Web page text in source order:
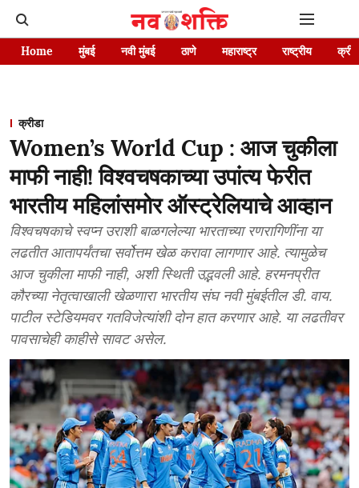
Home मुंबई नवी मुंबई ठाणे महाराष्ट्र राष्ट्रीय
क्रीडा
Women’s World Cup : आज चुकीला
माफी नाही! विश्वचषकाच्या उपांत्य फेरीत
भारतीय महिलांसमोर ऑस्ट्रेलियाचे आव्हान
विश्वचषकाचे स्वप्न उराशी बाळगलेल्या भारताच्या रणरागिणींना या
लढतीत आतापर्यंतचा सर्वोत्तम खेळ करावा लागणार आहे. त्यामुळेच
आज चुकीला माफी नाही, अशी स्थिती उद्भवली आहे. हरमनप्रीत
कौरच्या नेतृत्वाखाली खेळणारा भारतीय संघ नवी मुंबईतील डी. वाय.
पाटील स्टेडियमवर गतविजेत्यांशी दोन हात करणार आहे. या लढतीवर
पावसाचेही काहीसे सावट असेल.